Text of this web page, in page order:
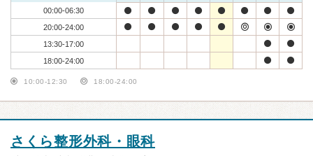
00:00-06:30
20:00-24:00
13:30-17:00
18:00-24:00
10:00-12:30 18:00-24:00
さくら整形外科・眼科